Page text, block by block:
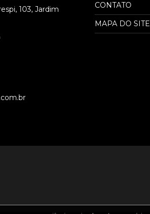
103, Jardim
CONTATO
MAPA DO SITE